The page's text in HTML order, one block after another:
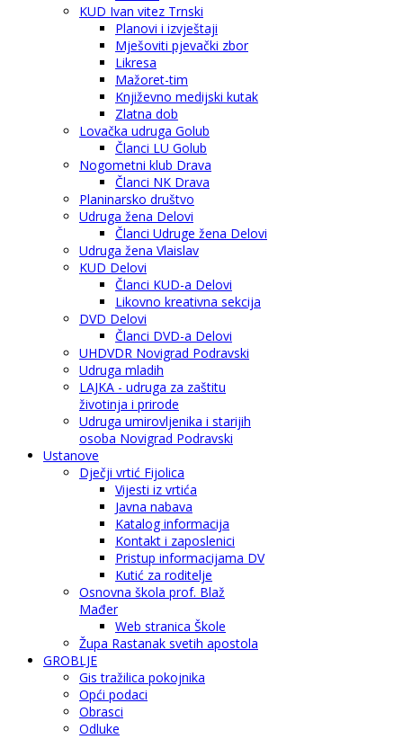
KUD Ivan vitez Trnski
Planovi i izvještaji
Mješoviti pjevački zbor
Likresa
Mažoret-tim
Književno medijski kutak
Zlatna dob
Lovačka udruga Golub
Članci LU Golub
Nogometni klub Drava
Članci NK Drava
Planinarsko društvo
Udruga žena Delovi
Članci Udruge žena Delovi
Udruga žena Vlaislav
KUD Delovi
Članci KUD-a Delovi
Likovno kreativna sekcija
DVD Delovi
Članci DVD-a Delovi
UHDVDR Novigrad Podravski
Udruga mladih
LAJKA - udruga za zaštitu
životinja i prirode
Udruga umirovljenika i starijih
osoba Novigrad Podravski
Ustanove
Dječji vrtić Fijolica
Vijesti iz vrtića
Javna nabava
Katalog informacija
Kontakt i zaposlenici
Pristup informacijama DV
Kutić za roditelje
Osnovna škola prof. Blaž
Mađer
Web stranica Škole
Župa Rastanak svetih apostola
GROBLJE
Gis tražilica pokojnika
Opći podaci
Obrasci
Odluke